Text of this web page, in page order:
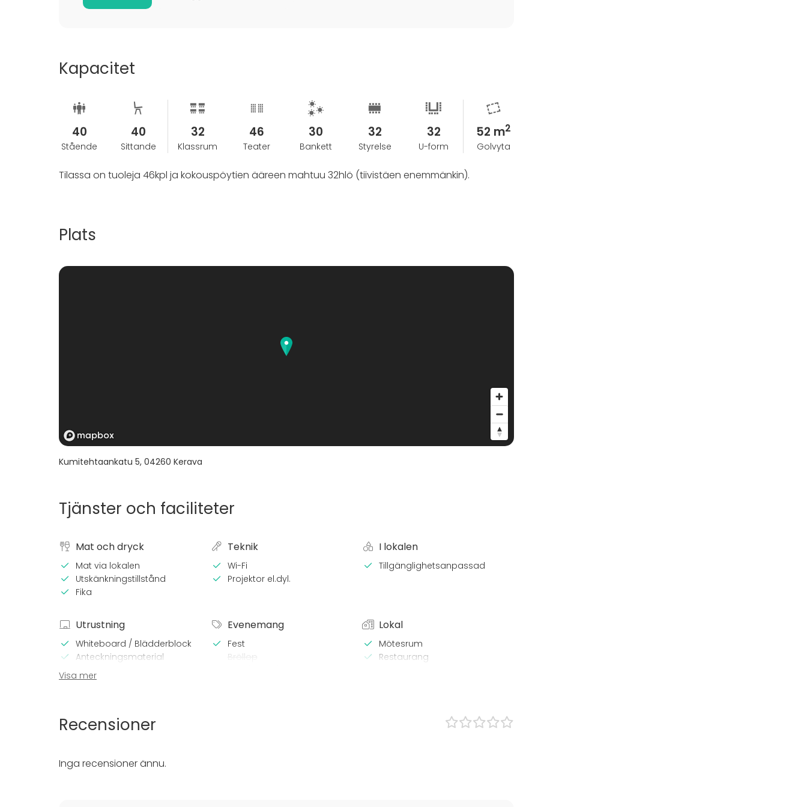
Kapacitet
40
Stående
40
Sittande
32
Klassrum
46
Teater
30
Bankett
32
Styrelse
32
U-form
52 m2
Golvyta
Tilassa on tuoleja 46kpl ja kokouspöytien ääreen mahtuu 32hlö (tiivistäen enemmänkin).
Plats
Kumitehtaankatu 5, 04260 Kerava
Tjänster och faciliteter
Mat och dryck
Mat via lokalen
Utskänkningstillstånd
Fika
Teknik
Wi-Fi
Projektor el.dyl.
I lokalen
Tillgänglighetsanpassad
Utrustning
Whiteboard / Blädderblock
Anteckningsmaterial
Evenemang
Fest
Bröllop
Lokal
Mötesrum
Restaurang
Visa mer
Recensioner
Inga recensioner ännu.